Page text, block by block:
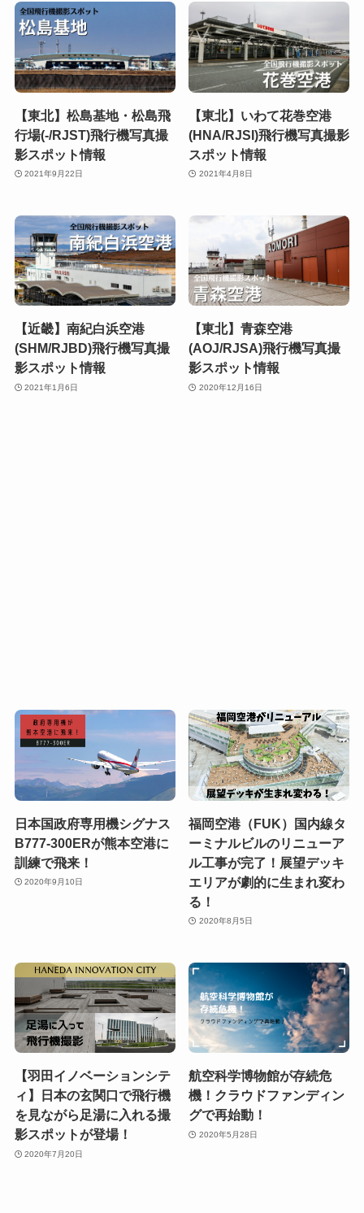
【東北】松島基地・松島飛
行場(-/RJST)飛行機写真撮
影スポット情報
2021年9月22日
【東北】いわて花巻空港
(HNA/RJSI)飛行機写真撮影
スポット情報
2021年4月8日
【近畿】南紀白浜空港
(SHM/RJBD)飛行機写真撮
影スポット情報
2021年1月6日
【東北】青森空港
(AOJ/RJSA)飛行機写真撮
影スポット情報
2020年12月16日
日本国政府専用機シグナス
B777-300ERが熊本空港に
訓練で飛来！
2020年9月10日
福岡空港（FUK）国内線タ
ーミナルビルのリニューア
ル⼯事が完了！展望デッキ
エリアが劇的に⽣まれ変わ
る！
2020年8月5日
【羽田イノベーションシテ
ィ】日本の玄関口で飛行機
を見ながら足湯に入れる撮
影スポットが登場！
2020年7月20日
航空科学博物館が存続危
機！クラウドファンディン
グで再始動！
2020年5月28日